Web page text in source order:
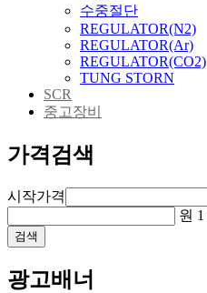
수중절단
REGULATOR(N2)
REGULATOR(Ar)
REGULATOR(CO2)
TUNG STORN
SCR
중고장비
가격검색
시작가격
원 1
검색
광고배너